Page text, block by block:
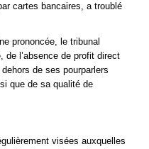
cartes bancaires, a troublé
prononcée, le tribunal
de l’absence de profit direct
de ses pourparlers
que de sa qualité de
visées auxquelles